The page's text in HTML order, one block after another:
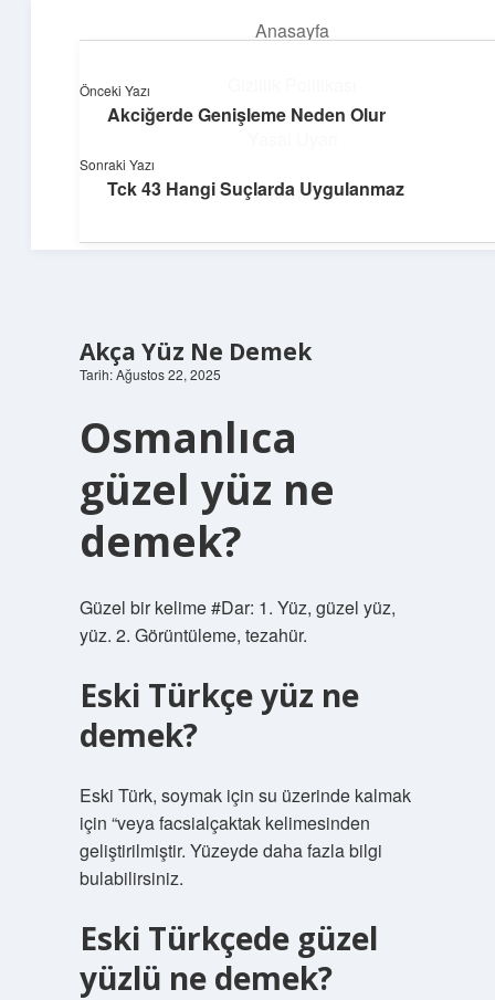
Anasayfa
Hakkımızda
Topluluk ve İlham
Akça Yüz Ne Demek
Tarih: Ağustos 22, 2025
Osmanlıca
güzel yüz ne
demek?
Güzel bir kelime #Dar: 1. Yüz, güzel yüz,
yüz. 2. Görüntüleme, tezahür.
Eski Türkçe yüz ne
demek?
Eski Türk, soymak için su üzerinde kalmak
için “veya facsialçaktak kelimesinden
geliştirilmiştir. Yüzeyde daha fazla bilgi
bulabilirsiniz.
Eski Türkçede güzel
yüzlü ne demek?
Önceki Yazı
Akciğerde Genişleme Neden Olur
Sonraki Yazı
Tck 43 Hangi Suçlarda Uygulanmaz